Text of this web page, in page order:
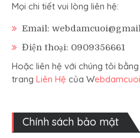
Mọi chi tiết vui lòng liên hệ:
Email:
Điện thoại: 0909356661
Hoặc liên hệ với chúng tôi
trang Liên Hệ của Webdamcuoi
Chính sách bảo mật